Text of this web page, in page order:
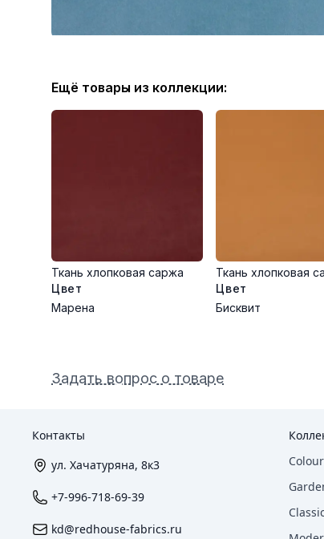
Ещё товары из коллекции:
Ткань хлопковая саржа
Цвет
Марена
Ткань хлопковая
Цвет
Бисквит
Задать вопрос о товаре
Контакты
ул. Хачатуряна, 8к3
+7-996-718-69-39
kd@redhouse-fabrics.ru
Classic